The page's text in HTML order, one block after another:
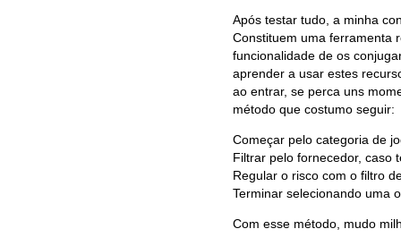
Após testar tudo, a minha
Constituem uma ferramenta
funcionalidade de os
aprender a usar estes
ao entrar, se perca uns
método que costumo seguir:
Começar pelo categoria de
Filtrar pelo fornecedor, caso
Regular o risco com o filtro
Terminar selecionando uma
Com esse método, mudo